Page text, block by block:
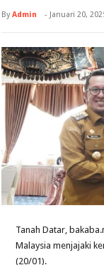
ByAdmin - Januari 20,
Tanah Datar,
Malaysia menjajaki
(20/01).